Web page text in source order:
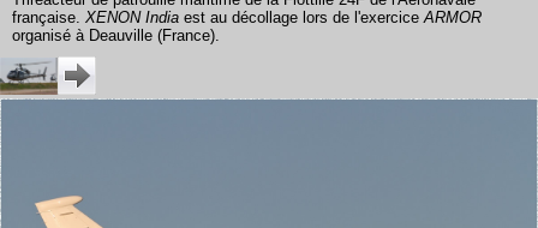
française. XENON India est au décollage lors de l'exerciceARMOR
organisé à Deauville (France).